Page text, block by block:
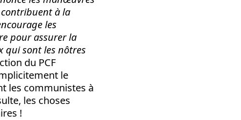
à la
les
pour assurer la
qui sont les nôtres
du PCF
le
les communistes à
les choses
!